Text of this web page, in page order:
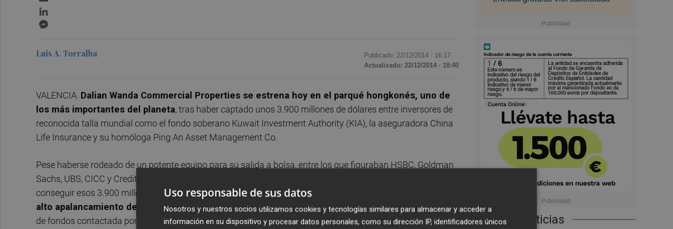
Últimas Noticias
Luis A. Torralba Publicado: 22/12/2014 · 16:17
Actualizado: 22/12/2014 · 18:40
VALENCIA. Dalian Wanda Commercial Properties se estrena hoy en el parqué hongkonés, uno de
los más importantes del planeta, tras haber captado unos 3.900 millones de dólares entre inversores de
reconocida talla mundial como el fondo soberano Kuwait Investment Authority (KIA), la aseguradora China
Life Insurance y su homóloga Ping An Asset Management Co.
Pese haberse rodeado de un potente equipo para su salida a bolsa, entre los que figuraban HSBC, Goldman
Sachs, UBS, CICC y Credit Suisse por citar algunas firmas, finalmente se ha tenido que conformar con
conseguir esos 3.900 millones frente a unas estimaciones iniciales de cerca de 6.000 millones de dólares. "
alto apalancamiento de la compañía ha tenido mucho que ver en ello", apuntan desde una gestora
de fondos contactada por Valencia Plaza.
Uso responsable de sus datos
Nosotros y nuestros socios utilizamos cookies y tecnologías similares para almacenar y acceder a
información en su dispositivo y procesar datos personales, como su dirección IP, identificadores únicos